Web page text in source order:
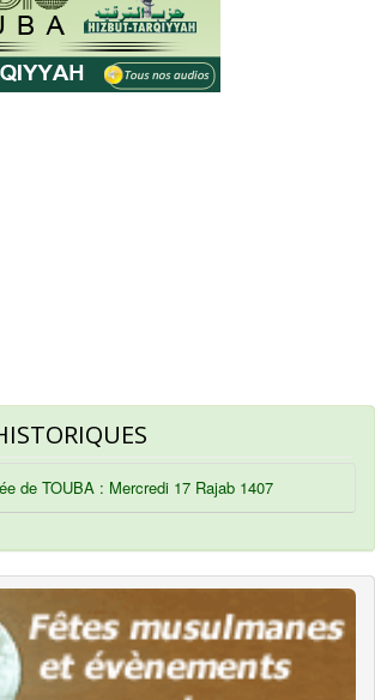
de TOUBA : Mercredi 17 Rajab 1407